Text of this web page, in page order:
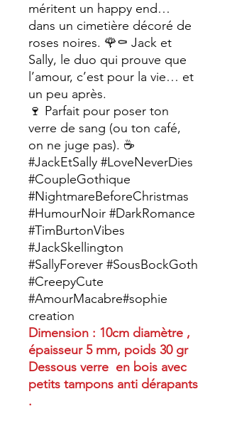
méritent un happy end…
dans un cimetière décoré de
roses noires. 🌹⚰️ Jack et
Sally, le duo qui prouve que
l’amour, c’est pour la vie… et
un peu après.
🍷 Parfait pour poser ton
verre de sang (ou ton café,
on ne juge pas). ☕
#JackEtSally #LoveNeverDies
#CoupleGothique
#NightmareBeforeChristmas
#HumourNoir #DarkRomance
#TimBurtonVibes
#JackSkellington
#SallyForever #SousBockGoth
#CreepyCute
#AmourMacabre#sophie
creation
Dimension : 10cm diamètre ,
épaisseur 5 mm, poids 30 gr
Dessous verre en bois avec
petits tampons anti dérapants
.